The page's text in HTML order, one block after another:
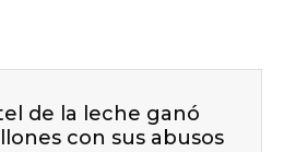
de la leche ganó
con sus abusos